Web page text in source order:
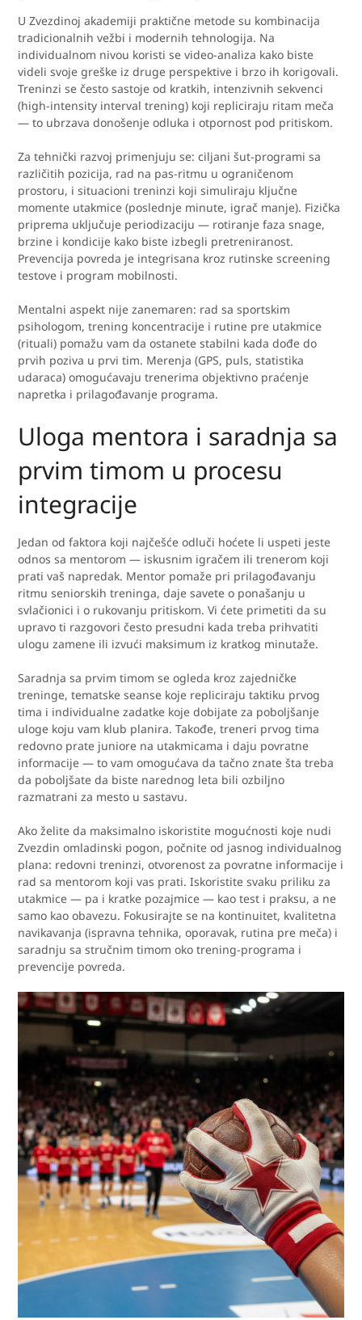
U Zvezdinoj akademiji praktične metode su kombinacija
tradicionalnih vežbi i modernih tehnologija. Na
individualnom nivou koristi se video-analiza kako biste
videli svoje greške iz druge perspektive i brzo ih korigovali.
Treninzi se često sastoje od kratkih, intenzivnih sekvenci
(high-intensity interval trening) koji repliciraju ritam meča
— to ubrzava donošenje odluka i otpornost pod pritiskom.
Za tehnički razvoj primenjuju se: ciljani šut-programi sa
različitih pozicija, rad na pas-ritmu u ograničenom
prostoru, i situacioni treninzi koji simuliraju ključne
momente utakmice (poslednje minute, igrač manje). Fizička
priprema uključuje periodizaciju — rotiranje faza snage,
brzine i kondicije kako biste izbegli pretreniranost.
Prevencija povreda je integrisana kroz rutinske screening
testove i program mobilnosti.
Mentalni aspekt nije zanemaren: rad sa sportskim
psihologom, trening koncentracije i rutine pre utakmice
(rituali) pomažu vam da ostanete stabilni kada dođe do
prvih poziva u prvi tim. Merenja (GPS, puls, statistika
udaraca) omogućavaju trenerima objektivno praćenje
napretka i prilagođavanje programa.
Uloga mentora i saradnja sa
prvim timom u procesu
integracije
Jedan od faktora koji najčešće odluči hoćete li uspeti jeste
odnos sa mentorom — iskusnim igračem ili trenerom koji
prati vaš napredak. Mentor pomaže pri prilagođavanju
ritmu seniorskih treninga, daje savete o ponašanju u
svlačionici i o rukovanju pritiskom. Vi ćete primetiti da su
upravo ti razgovori često presudni kada treba prihvatiti
ulogu zamene ili izvući maksimum iz kratkog minutaže.
Saradnja sa prvim timom se ogleda kroz zajedničke
treninge, tematske seanse koje repliciraju taktiku prvog
tima i individualne zadatke koje dobijate za poboljšanje
uloge koju vam klub planira. Takođe, treneri prvog tima
redovno prate juniore na utakmicama i daju povratne
informacije — to vam omogućava da tačno znate šta treba
da poboljšate da biste narednog leta bili ozbiljno
razmatrani za mesto u sastavu.
Ako želite da maksimalno iskoristite mogućnosti koje nudi
Zvezdin omladinski pogon, počnite od jasnog individualnog
plana: redovni treninzi, otvorenost za povratne informacije i
rad sa mentorom koji vas prati. Iskoristite svaku priliku za
utakmice — pa i kratke pozajmice — kao test i praksu, a ne
samo kao obavezu. Fokusirajte se na kontinuitet, kvalitetna
navikavanja (ispravna tehnika, oporavak, rutina pre meča) i
saradnju sa stručnim timom oko trening-programa i
prevencije povreda.